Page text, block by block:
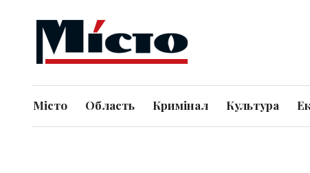
Місто Область Кримінал Культура